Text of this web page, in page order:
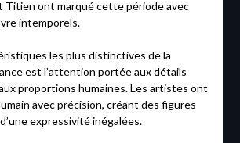
Titien ont marqué cette période avec
intemporels.
les plus distinctives de la
est l’attention portée aux détails
proportions humaines. Les artistes ont
avec précision, créant des figures
expressivité inégalées.